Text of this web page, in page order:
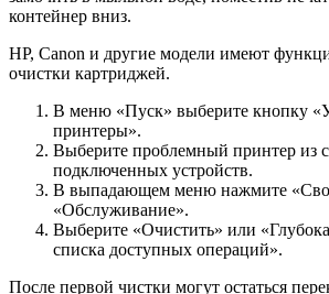
контейнер вниз.
HP, Canon и другие модели имеют
очистки картриджей.
В меню «Пуск» выберите кнопку
принтеры».
Выберите проблемный принтер из
подключенных устройств.
В выпадающем меню нажмите
«Обслуживание».
Выберите «Очистить» или
списка доступных операций».
После первой чистки могут остаться